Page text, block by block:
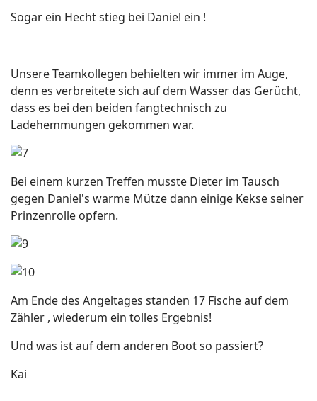
Sogar ein Hecht stieg bei Daniel ein !
Unsere Teamkollegen behielten wir immer im Auge,
denn es verbreitete sich auf dem Wasser das Gerücht,
dass es bei den beiden fangtechnisch zu
Ladehemmungen gekommen war.
Bei einem kurzen Treffen musste Dieter im Tausch
gegen Daniel's warme Mütze dann einige Kekse seiner
Prinzenrolle opfern.
Am Ende des Angeltages standen 17 Fische auf dem
Zähler , wiederum ein tolles Ergebnis!
Und was ist auf dem anderen Boot so passiert?
Kai